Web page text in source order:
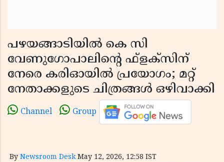
പഴയങ്ങാടിയിൽ കെ സി
വേണുഗോപാലിൻ്റെ ഫ്ളക്സിന്
നേരെ കരിഓയിൽ പ്രയോഗം; മറ്റ്
നേതാക്കളുടെ ചിത്രങ്ങൾ ഒഴിവാക്കി
Channel Group
By Newsroom Desk May 12, 2026, 12:58 IST